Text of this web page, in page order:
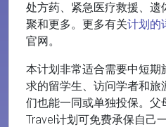
处方药、紧急医疗救援、遗
聚和更多。更多有关计划的
官网。
本计划非常适合需要中短
求的留学生、访问学者和旅
们也能一同或单独投保。父
Travel计划可免费承保自己